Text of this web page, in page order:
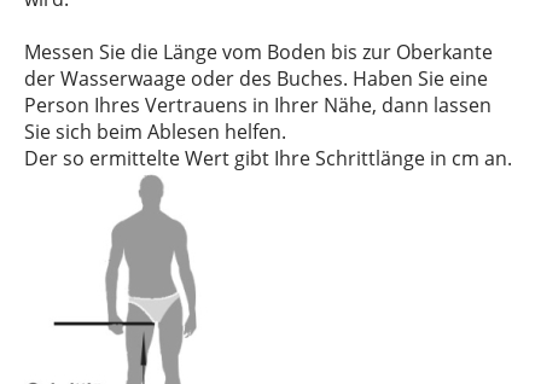
Messen Sie die Länge vom Boden bis zur Oberkante
der Wasserwaage oder des Buches. Haben Sie eine
Person Ihres Vertrauens in Ihrer Nähe, dann lassen
Sie sich beim Ablesen helfen.
Der so ermittelte Wert gibt Ihre Schrittlänge in cm an.